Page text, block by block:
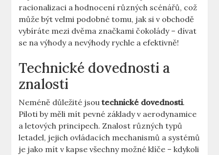
⁣racionalizaci a hodnocení různých⁣ scénářů, ‌což
‍může být​ velmi ‍podobné tomu, jak si v obchodě‌
vybíráte ‍mezi dvěma značkami čokolády – ⁣dívat
se‍ na ⁢výhody a nevýhody rychle a ⁣efektivně!
Technické dovednosti a
znalosti
Neméně‌ důležité jsoutechnické dovednosti.
Piloti⁣ by měli mít pevné⁣ základy v aerodynamice
a letových principech. ⁤Znalost různých typů
letadel, jejich ovládacích mechanismů a systémů
je jako⁣ mít v ⁣kapse všechny možné klíče – kdykoli